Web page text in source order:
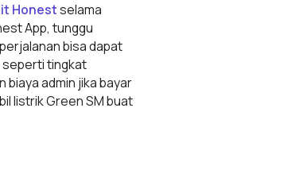
Honestselama
App, tunggu
bisa dapat
seperti tingkat
biaya admin jika bayar
listrik Green SM buat